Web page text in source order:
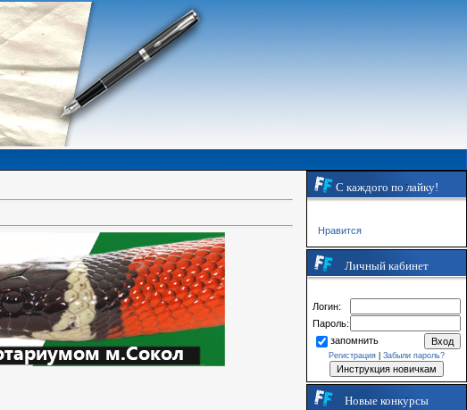
С каждого по лайку!
Нравится
Личный кабинет
Логин:
Пароль:
запомнить
Регистрация Забыли пароль?
Новые конкурсы